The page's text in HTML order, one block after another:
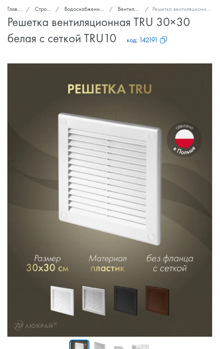
Главная Стройка и ремонт Водоснабжение, канализация, вентиляция Вентиляционные решетки Решетка вентиляционная TRU 30×30 белая с сеткой TRU10
Решетка вентиляционная TRU 30×30
белая с сеткой TRU10
код: 142191